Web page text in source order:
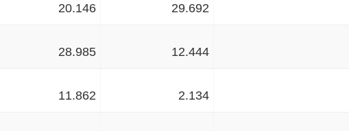
29.692
20.146
12.444
28.985
2.134
11.862